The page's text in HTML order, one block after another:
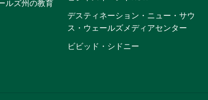
ルズ州の教育
デスティネーション・ニュー・サウ
ス・ウェールズメディアセンター
ビビッド・シドニー